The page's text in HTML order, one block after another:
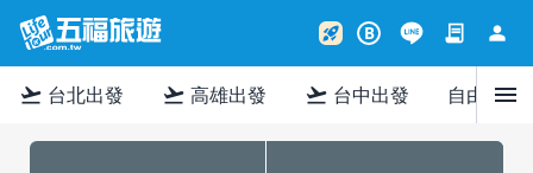
rocket_launch B contract person
flight_takeoff 台北出發 flight_takeoff 高雄出發 flight_takeoff 台中出發 自由行menu